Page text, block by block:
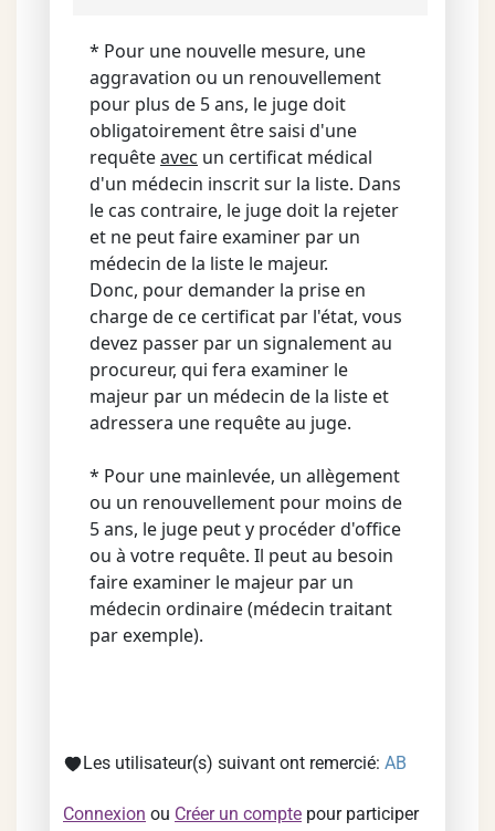
* Pour une nouvelle mesure, une
aggravation ou un renouvellement
pour plus de 5 ans, le juge doit
obligatoirement être saisi d'une
requêteavec un certificat médical
d'un médecin inscrit sur la liste. Dans
le cas contraire, le juge doit la rejeter
et ne peut faire examiner par un
médecin de la liste le majeur.
Donc, pour demander la prise en
charge de ce certificat par l'état, vous
devez passer par un signalement au
procureur, qui fera examiner le
majeur par un médecin de la liste et
adressera une requête au juge.
* Pour une mainlevée, un allègement
ou un renouvellement pour moins de
5 ans, le juge peut y procéder d'office
ou à votre requête. Il peut au besoin
faire examiner le majeur par un
médecin ordinaire (médecin traitant
par exemple).
Les utilisateur(s) suivant ont remercié: AB
Connexion ou Créer un compte pour participer